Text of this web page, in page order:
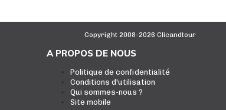
Copyright 2008-2026 Clicandtour
A PROPOS DE NOUS
Politique de confidentialité
Conditions d'utilisation
Qui sommes-nous ?
Site mobile